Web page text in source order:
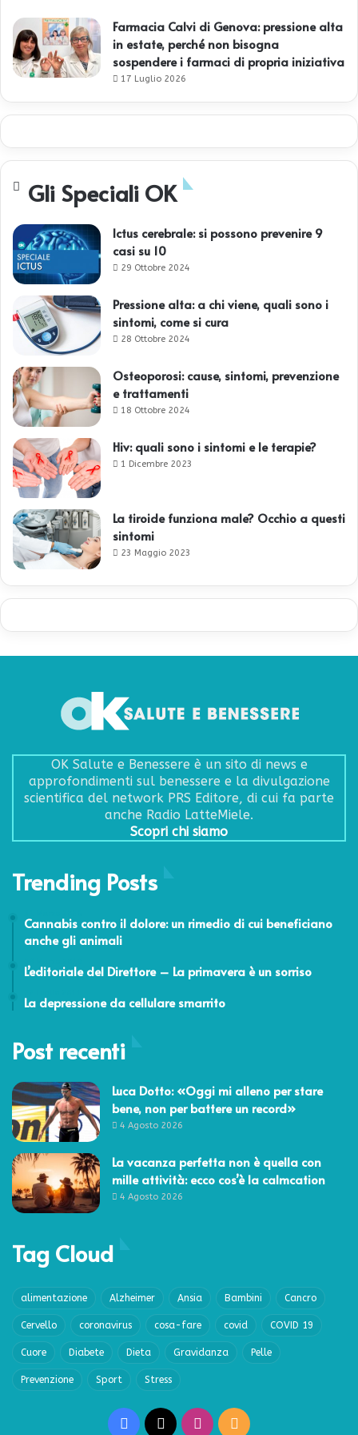
Farmacia Calvi di Genova: pressione alta
in estate, perché non bisogna
sospendere i farmaci di propria iniziativa
17 Luglio 2026
Gli Speciali OK
Ictus cerebrale: si possono prevenire 9
casi su 10
29 Ottobre 2024
Pressione alta: a chi viene, quali sono i
sintomi, come si cura
28 Ottobre 2024
Osteoporosi: cause, sintomi, prevenzione
e trattamenti
18 Ottobre 2024
Hiv: quali sono i sintomi e le terapie?
1 Dicembre 2023
La tiroide funziona male? Occhio a questi
sintomi
23 Maggio 2023
OK Salute e Benessere è un sito di news e
approfondimenti sul benessere e la divulgazione
scientifica del network PRS Editore, di cui fa parte
anche Radio LatteMiele.
Scopri chi siamo
Trending Posts
Cannabis contro il dolore: un rimedio di cui beneficiano
anche gli animali
L’editoriale del Direttore – La primavera è un sorriso
La depressione da cellulare smarrito
Post recenti
Luca Dotto: «Oggi mi alleno per stare
bene, non per battere un record»
4 Agosto 2026
La vacanza perfetta non è quella con
mille attività: ecco cos’è la calmcation
4 Agosto 2026
Tag Cloud
alimentazione Alzheimer Ansia Bambini Cancro
Cervello coronavirus cosa-fare covid COVID 19
Cuore Diabete Dieta Gravidanza Pelle
Prevenzione Sport Stress
Facebook Instagram
RSS